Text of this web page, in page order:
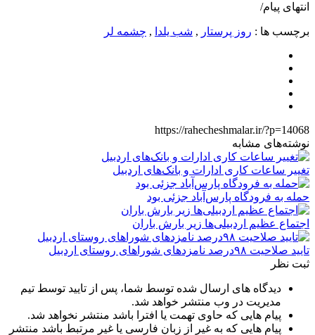
انتهای پیام/
برچسب ها : روز پرستار , شب یلدا , چشمه لر
https://rahecheshmalar.ir/?p=14068
نوشته‌های مشابه
تغییر ساعات کاری ادارات و بانک‌های اردبیل
حمله به فرودگاه پارس‌‌آباد جزئی بود
اجتماع عظیم اردبیلی‌ها زیر بارش باران
تایید صلاحیت ۹۸درصد نامزدهای شوراهای روستای اردبیل
ثبت نظر
دیدگاه های ارسال شده توسط شما، پس از تایید توسط تیم
مدیریت در وب منتشر خواهد شد.
پیام هایی که حاوی تهمت یا افترا باشد منتشر نخواهد شد.
پیام هایی که به غیر از زبان فارسی یا غیر مرتبط باشد منتشر